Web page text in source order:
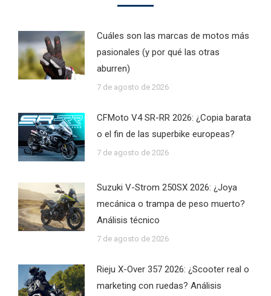
Cuáles son las marcas de motos más
pasionales (y por qué las otras
aburren)
7 de agosto de 2026
CFMoto V4 SR-RR 2026: ¿Copia barata
o el fin de las superbike europeas?
7 de agosto de 2026
Suzuki V-Strom 250SX 2026: ¿Joya
mecánica o trampa de peso muerto?
Análisis técnico
7 de agosto de 2026
Rieju X-Over 357 2026: ¿Scooter real o
marketing con ruedas? Análisis